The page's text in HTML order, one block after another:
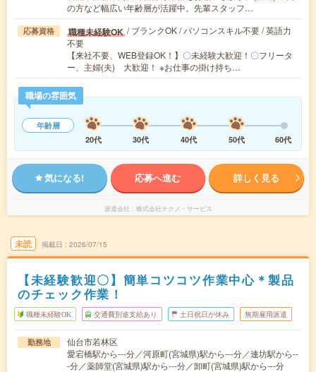
の方など幅広い年齢層が活躍中。先輩スタッフ…
応募資格 職種未経験OK / ブランクOK / パソコンスキル不要 / 英語力
不要
【来社不要、WEB登録OK！】〇未経験大歓迎！〇フリータ
ー、主婦(夫) 大歓迎！ ※お仕事の掛け持ち…
職場の雰囲気
年齢層
20代
30代 40代 50代 60代
気になる! 応募へ進む 詳しく見る
派遣会社 株式会社テクノ・サービス
未読 掲載日 2026/07/15
【未経験歓迎〇】簡単コツコツ作業中心＊製品
のチェック作業！
職種未経験OK 交通費別途支給あり 土日祝日が休み 無期雇用派遣
勤務地
仙台市若林区
愛宕橋駅から---分／河原町(宮城県)駅から---分／連坊駅から--
-分／薬師堂(宮城県)駅から---分／卸町(宮城県)駅から---分